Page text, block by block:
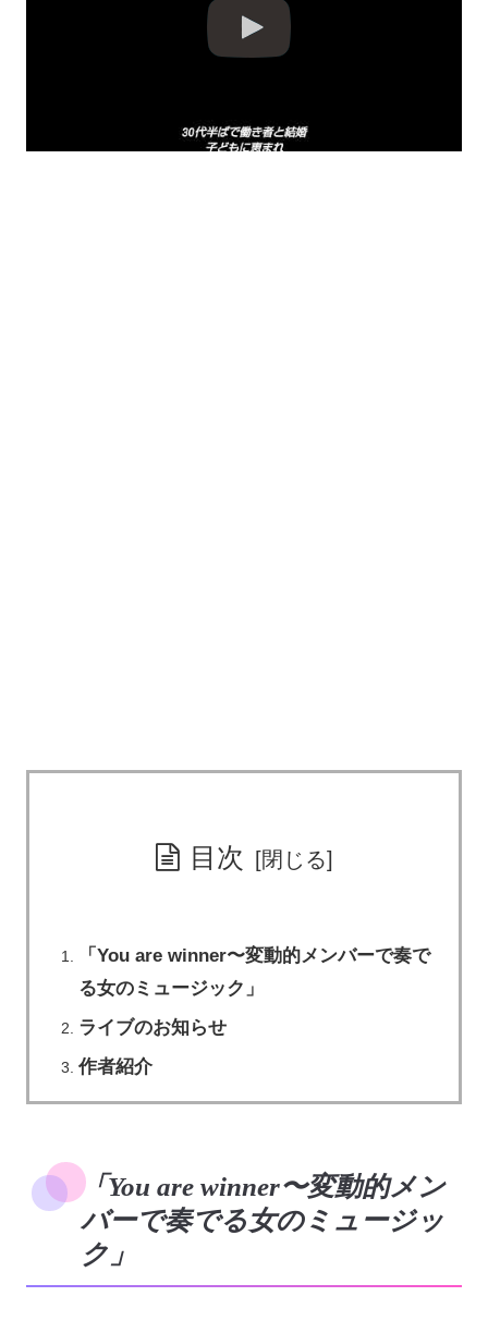
目次
「You are winner〜変動的メンバーで奏で
る女のミュージック」
ライブのお知らせ
作者紹介
「You are winner〜変動的メン
バーで奏でる女のミュージッ
ク」